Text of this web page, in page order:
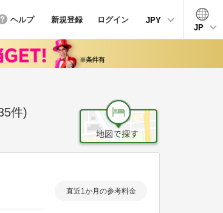
ヘルプ 新規登録 ログイン
JPY
JP
件)
直近1か月の参考料金